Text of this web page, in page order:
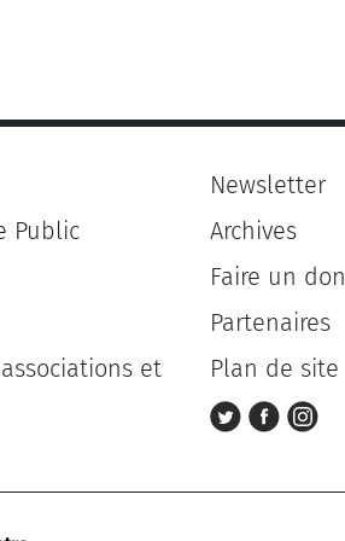
Public
et
Newsletter
Archives
Faire un don
Partenaires
Plan de site